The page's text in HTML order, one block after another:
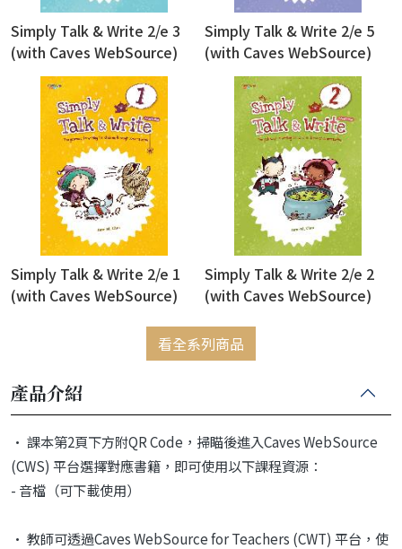
Simply Talk & Write 2/e 3
(with Caves WebSource)
Simply Talk & Write 2/e 5
(with Caves WebSource)
Simply Talk & Write 2/e 1
(with Caves WebSource)
Simply Talk & Write 2/e 2
(with Caves WebSource)
看全系列商品
產品介紹
• 課本第2頁下方附QR Code，掃瞄後進入Caves WebSource
(CWS) 平台選擇對應書籍，即可使用以下課程資源：
- 音檔（可下載使用）
• 教師可透過Caves WebSource for Teachers (CWT) 平台，使